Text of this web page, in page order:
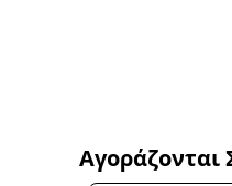
Αγοράζονται